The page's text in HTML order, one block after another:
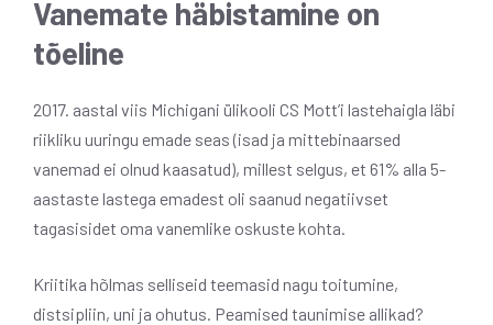
Vanemate häbistamine on
tõeline
2017. aastal viis Michigani ülikooli CS Mott’i lastehaigla läbi
riikliku uuringu emade seas (isad ja mittebinaarsed
vanemad ei olnud kaasatud), millest selgus, et 61% alla 5-
aastaste lastega emadest oli saanud negatiivset
tagasisidet oma vanemlike oskuste kohta.
Kriitika hõlmas selliseid teemasid nagu toitumine,
distsipliin, uni ja ohutus. Peamised taunimise allikad?